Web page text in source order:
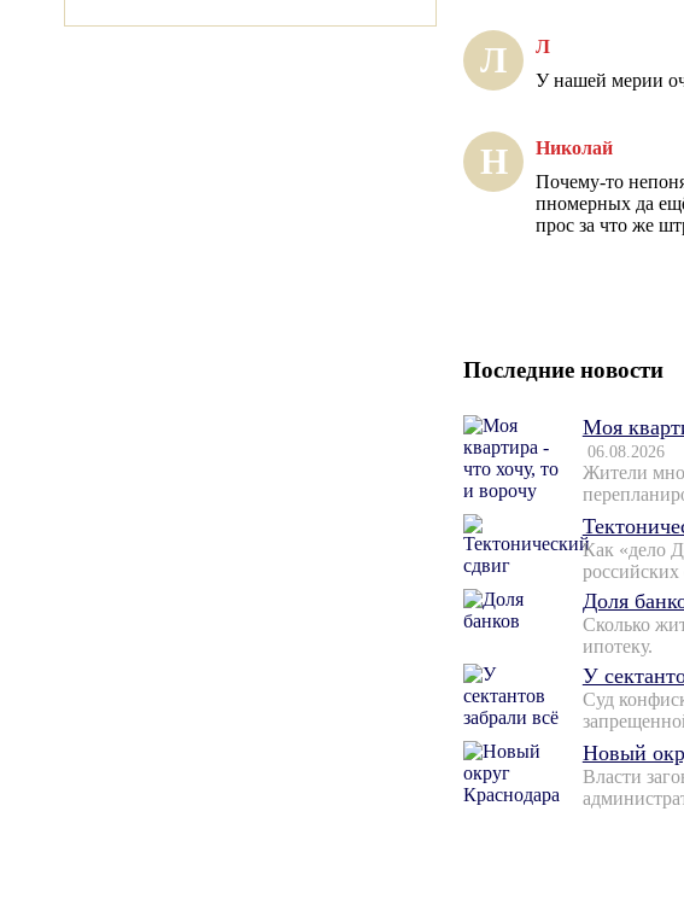
Л Л
У нашей мерии
Н Николай
Почему-то
пномерных да
прос за что же
Последние новости
Моя
06.08.2026
Жители
Как «дело
российских
Доля
Сколько
ипотеку.
У
Суд
Новый
Власти